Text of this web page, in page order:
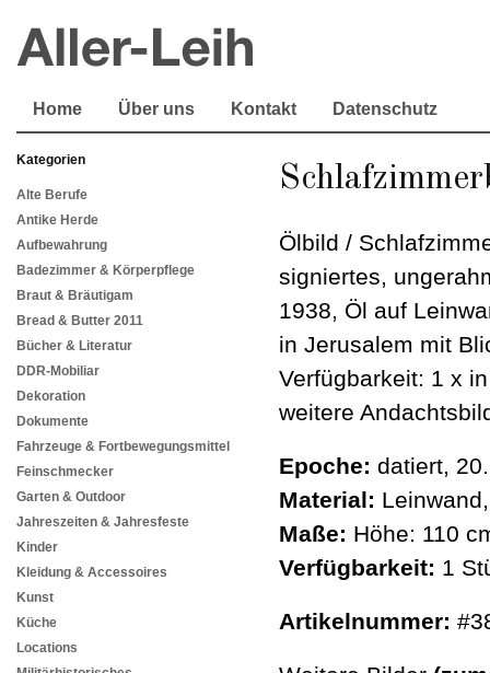
Home Über uns Kontakt Datenschutz
Kategorien
Alte Berufe
Antike Herde
Aufbewahrung
Badezimmer & Körperpflege
Braut & Bräutigam
Bread & Butter 2011
Bücher & Literatur
DDR-Mobiliar
Dekoration
Dokumente
Fahrzeuge & Fortbewegungsmittel
Feinschmecker
Garten & Outdoor
Jahreszeiten & Jahresfeste
Kinder
Kleidung & Accessoires
Kunst
Küche
Locations
Ölbild /
signiertes,
1938, Öl auf
in Jerusalem mit
Verfügbarkeit: 1 x
weitere
Epoche: datiert,
Material:
Maße: Höhe: 110
Verfügbarkeit: 1
Artikelnummer: